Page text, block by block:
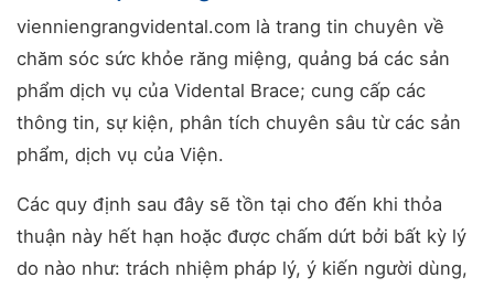
vienniengrangvidental.com là trang tin chuyên về
chăm sóc sức khỏe răng miệng, quảng bá các sản
phẩm dịch vụ của Vidental Brace; cung cấp các
thông tin, sự kiện, phân tích chuyên sâu từ các sản
phẩm, dịch vụ của Viện.
Các quy định sau đây sẽ tồn tại cho đến khi thỏa
thuận này hết hạn hoặc được chấm dứt bởi bất kỳ lý
do nào như: trách nhiệm pháp lý, ý kiến người dùng,